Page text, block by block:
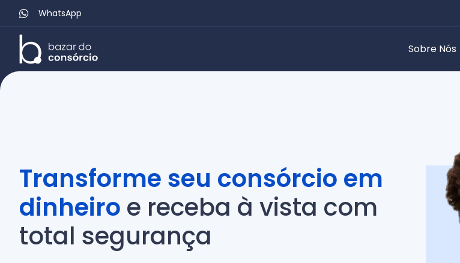
WhatsApp
Sobre Nós
Transforme seu consórcio em
dinheiro e receba à vista com
total segurança